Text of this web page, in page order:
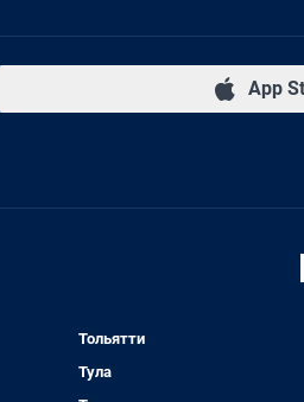
App
Тольятти
Тула